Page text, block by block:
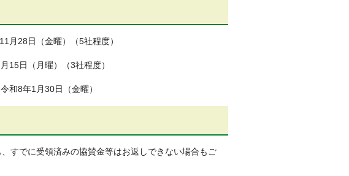
月28日（金曜）（5社程度）
15日（月曜）（3社程度）
和8年1月30日（金曜）
すでに受領済みの協賛金等はお返しできない場合もご